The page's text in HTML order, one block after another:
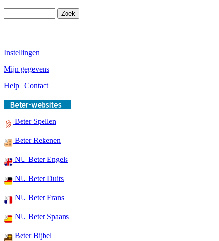
Instellingen
Mijn gegevens
Help | Contact
Beter Spellen
Beter Rekenen
NU Beter Engels
NU Beter Duits
NU Beter Frans
NU Beter Spaans
Beter Bijbel